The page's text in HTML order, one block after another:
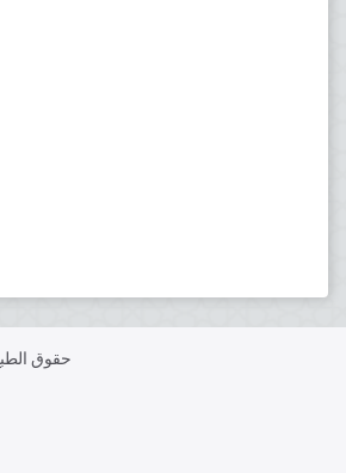
حقوق الطبع والنشر © 2021